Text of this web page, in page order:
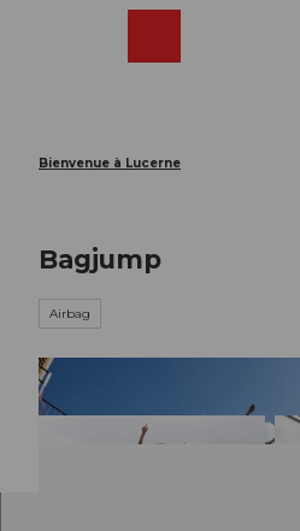
Bienvenue à Lucerne
Bagjump
Airbag